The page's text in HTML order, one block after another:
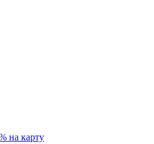
на карту